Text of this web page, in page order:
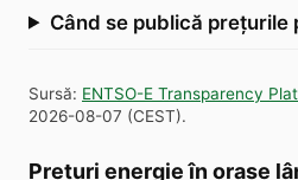
Când se publică prețurile
Sursă: ENTSO-E Transparency
2026-08-07 (CEST).
Prețuri energie în orașe